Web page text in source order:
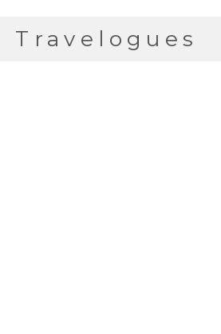
Travelogues